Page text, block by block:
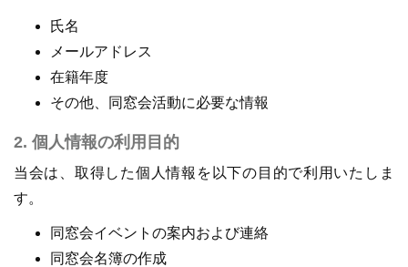
氏名
メールアドレス
在籍年度
その他、同窓会活動に必要な情報
2. 個人情報の利用目的
当会は、取得した個人情報を以下の目的で利用いたしま
す。
同窓会イベントの案内および連絡
同窓会名簿の作成